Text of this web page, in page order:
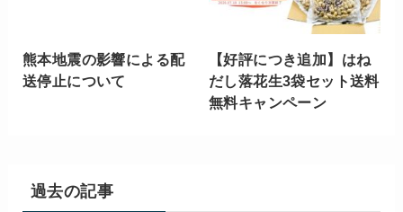
熊本地震の影響による配
送停止について
【好評につき追加】はね
だし落花生3袋セット送料
無料キャンペーン
過去の記事